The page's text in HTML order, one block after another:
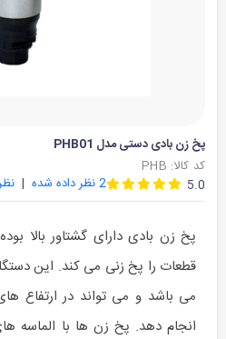
پخ زن بادی دستی مدل PHB01
کد کالا: PHB
5.0
2نظر داده شده
پخ زن بادی دارای گشتاور بالا
قطعات را پخ زنی می کند. این
می باشد و می تواند در ارتفاع
انجام دهد. پخ زن ها با الماسه